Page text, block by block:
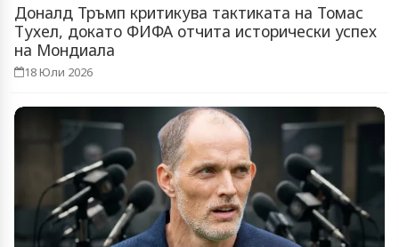
Доналд Тръмп критикува тактиката на Томас
Тухел, докато ФИФА отчита исторически успех
на Мондиала
18 Юли 2026